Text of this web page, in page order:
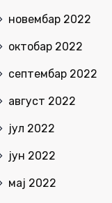
новембар 2022
октобар 2022
септембар 2022
август 2022
јул 2022
јун 2022
мај 2022